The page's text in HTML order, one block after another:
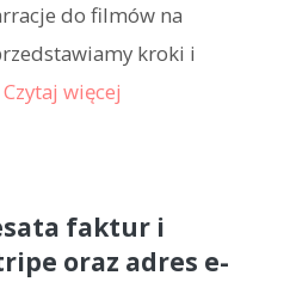
do filmów na
kroki i
Czytaj więcej
faktur i
oraz adres e-